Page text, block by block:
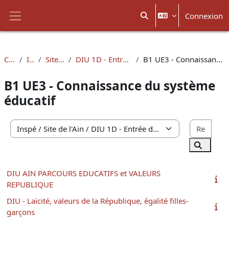
Activer/désactiver la
Connexion
Cours Inspé Site de l'Ain DIU 1D - Entrée dans le métier B1 UE3 - Connaissance du système éducatif
B1 UE3 - Connaissance du système
éducatif
Catégories de cours
DIU AIN PARCOURS EDUCATIFS et VALEURS
REPUBLIQUE
DIU - Laïcité, valeurs de la République, égalité filles-
garçons